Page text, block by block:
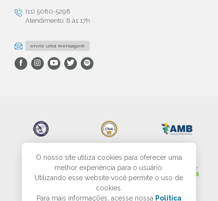
O nosso site utiliza cookies para oferecer uma
melhor experiência para o usuário.
Utilizando esse website você permite o uso de
cookies.
Para mais informações, acesse nossa Política
(11) 5080-5298
Atendimento: 8 às 17h
envie uma mensagem